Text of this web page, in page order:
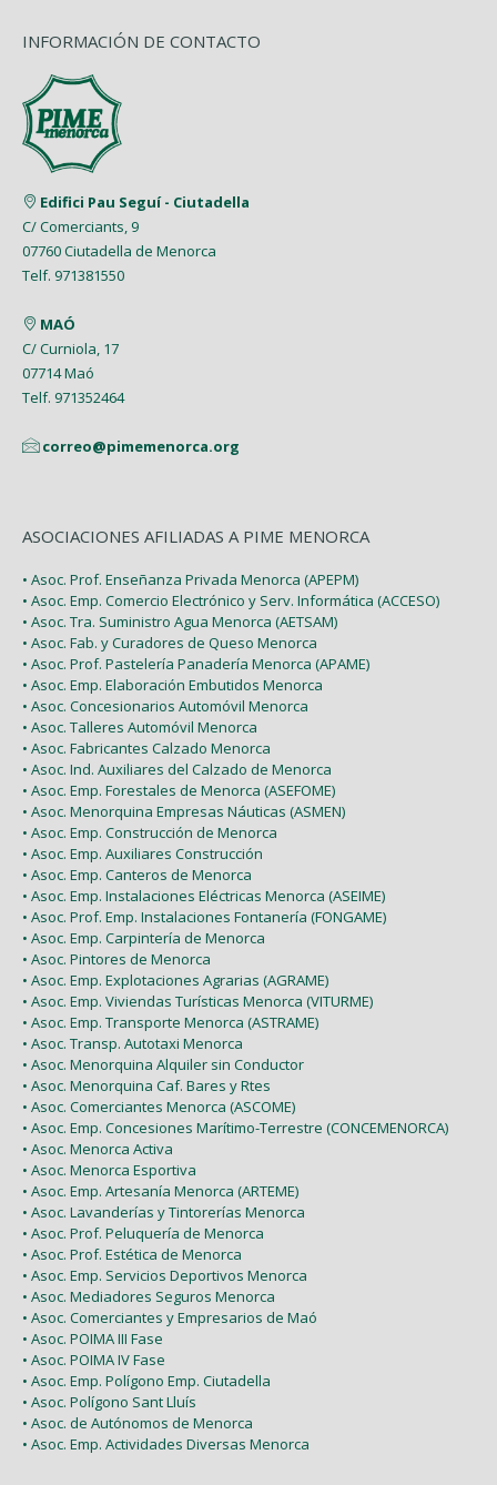
INFORMACIÓN DE CONTACTO
Edifici Pau Seguí - Ciutadella
C/ Comerciants, 9
07760 Ciutadella de Menorca
Telf. 971381550
MAÓ
C/ Curniola, 17
07714 Maó
Telf. 971352464
correo@pimemenorca.org
ASOCIACIONES AFILIADAS A PIME MENORCA
• Asoc. Prof. Enseñanza Privada Menorca (APEPM)
• Asoc. Emp. Comercio Electrónico y Serv. Informática (ACCESO)
• Asoc. Tra. Suministro Agua Menorca (AETSAM)
• Asoc. Fab. y Curadores de Queso Menorca
• Asoc. Prof. Pastelería Panadería Menorca (APAME)
• Asoc. Emp. Elaboración Embutidos Menorca
• Asoc. Concesionarios Automóvil Menorca
• Asoc. Talleres Automóvil Menorca
• Asoc. Fabricantes Calzado Menorca
• Asoc. Ind. Auxiliares del Calzado de Menorca
• Asoc. Emp. Forestales de Menorca (ASEFOME)
• Asoc. Menorquina Empresas Náuticas (ASMEN)
• Asoc. Emp. Construcción de Menorca
• Asoc. Emp. Auxiliares Construcción
• Asoc. Emp. Canteros de Menorca
• Asoc. Emp. Instalaciones Eléctricas Menorca (ASEIME)
• Asoc. Prof. Emp. Instalaciones Fontanería (FONGAME)
• Asoc. Emp. Carpintería de Menorca
• Asoc. Pintores de Menorca
• Asoc. Emp. Explotaciones Agrarias (AGRAME)
• Asoc. Emp. Viviendas Turísticas Menorca (VITURME)
• Asoc. Emp. Transporte Menorca (ASTRAME)
• Asoc. Transp. Autotaxi Menorca
• Asoc. Menorquina Alquiler sin Conductor
• Asoc. Menorquina Caf. Bares y Rtes
• Asoc. Comerciantes Menorca (ASCOME)
• Asoc. Emp. Concesiones Marítimo-Terrestre (CONCEMENORCA)
• Asoc. Menorca Activa
• Asoc. Menorca Esportiva
• Asoc. Emp. Artesanía Menorca (ARTEME)
• Asoc. Lavanderías y Tintorerías Menorca
• Asoc. Prof. Peluquería de Menorca
• Asoc. Prof. Estética de Menorca
• Asoc. Emp. Servicios Deportivos Menorca
• Asoc. Mediadores Seguros Menorca
• Asoc. Comerciantes y Empresarios de Maó
• Asoc. POIMA III Fase
• Asoc. POIMA IV Fase
• Asoc. Emp. Polígono Emp. Ciutadella
• Asoc. Polígono Sant Lluís
• Asoc. de Autónomos de Menorca
• Asoc. Emp. Actividades Diversas Menorca